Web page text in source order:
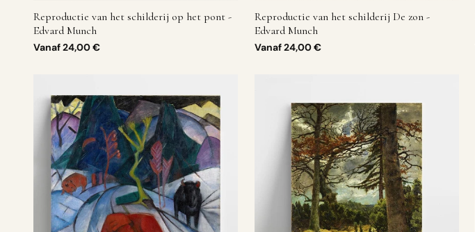
Reproductie van het schilderij op het pont -
Edvard Munch
Vanaf24,00 €
Reproductie van het schilderij De zon -
Edvard Munch
Vanaf24,00 €